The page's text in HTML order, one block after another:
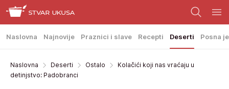
Naslovna Najnovije Praznici i slave Recepti Deserti Posna
Naslovna Deserti Ostalo
Kolačići koji nas vraćaju u
detinjstvo: Padobranci